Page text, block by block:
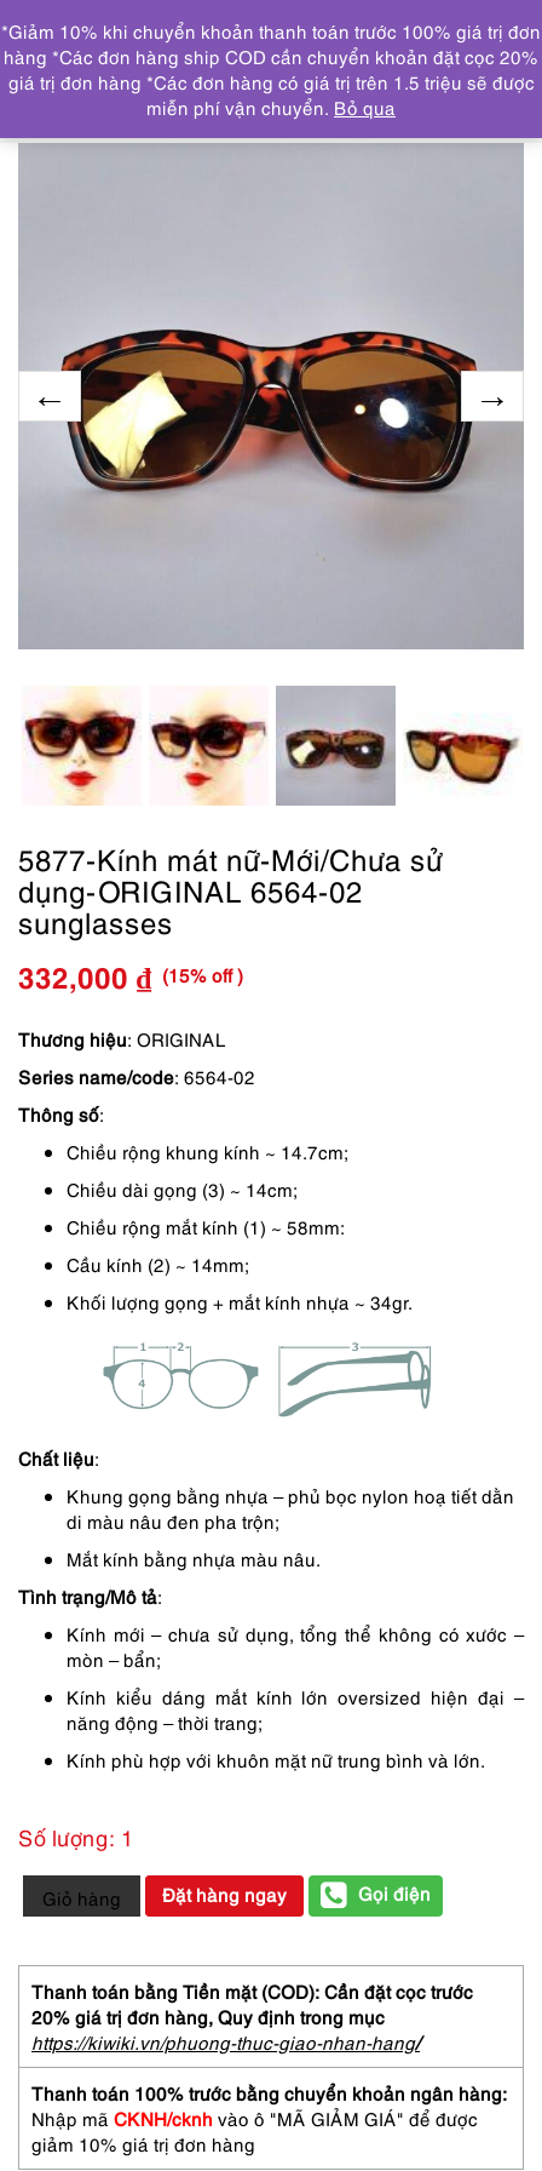
DANH MỤC
Trang chủ KÍNH MẮT
5877-Kính mát nữ-Mới/Chưa sử
dụng-ORIGINAL 6564-02 sunglasses
5877-Kính mát nữ-Mới/Chưa sử
dụng-ORIGINAL 6564-02
sunglasses
Giá
gốc
là:
332,000 ₫
Giá
hiện
tại
332,000 ₫.
(15% off )
Thương hiệu: ORIGINAL
Series name/code: 6564-02
Thông số:
Chiều rộng khung kính ~ 14.7cm;
Chiều dài gọng (3) ~ 14cm;
Chiều rộng mắt kính (1) ~ 58mm:
Cầu kính (2) ~ 14mm;
Khối lượng gọng + mắt kính nhựa ~ 34gr.
Chất liệu:
Khung gọng bằng nhựa – phủ bọc nylon hoạ tiết dằn
di màu nâu đen pha trộn;
Mắt kính bằng nhựa màu nâu.
Tình trạng/Mô tả:
Kính mới – chưa sử dụng, tổng thể không có xước –
mòn – bẩn;
Kính kiểu dáng mắt kính lớn oversized hiện đại –
năng động – thời trang;
Kính phù hợp với khuôn mặt nữ trung bình và lớn.
Số lượng: 1
5877-
Kính
nữ-
Mới/Chưa
sử
dụng-
ORIGINAL
6564-
02
sunglasses
Giỏ hàng Đặt hàng ngay Gọi điện
Thanh toán bằng Tiền mặt (COD): Cần đặt cọc trước
20% giá trị đơn hàng, Quy định trong mục
https://kiwiki.vn/phuong-thuc-giao-nhan-hang/
Thanh toán 100% trước bằng chuyển khoản ngân hàng:
Nhập mã CKNH/cknh vào ô "MÃ GIẢM GIÁ" để được
giảm 10% giá trị đơn hàng
*Giảm 10% khi chuyển khoản thanh toán trước 100% giá trị đơn
hàng *Các đơn hàng ship COD cần chuyển khoản đặt cọc 20%
giá trị đơn hàng *Các đơn hàng có giá trị trên 1.5 triệu sẽ được
miễn phí vận chuyển. Bỏ qua